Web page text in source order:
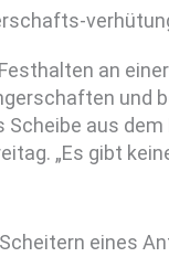
an
und
Scheibe aus
„Es gibt
eines